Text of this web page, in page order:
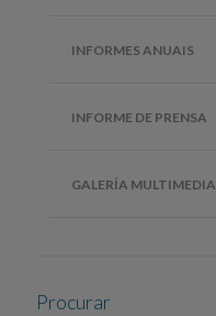
INFORMES ANUAIS
INFORME DE PRENSA
GALERÍA MULTIMEDIA
Procurar